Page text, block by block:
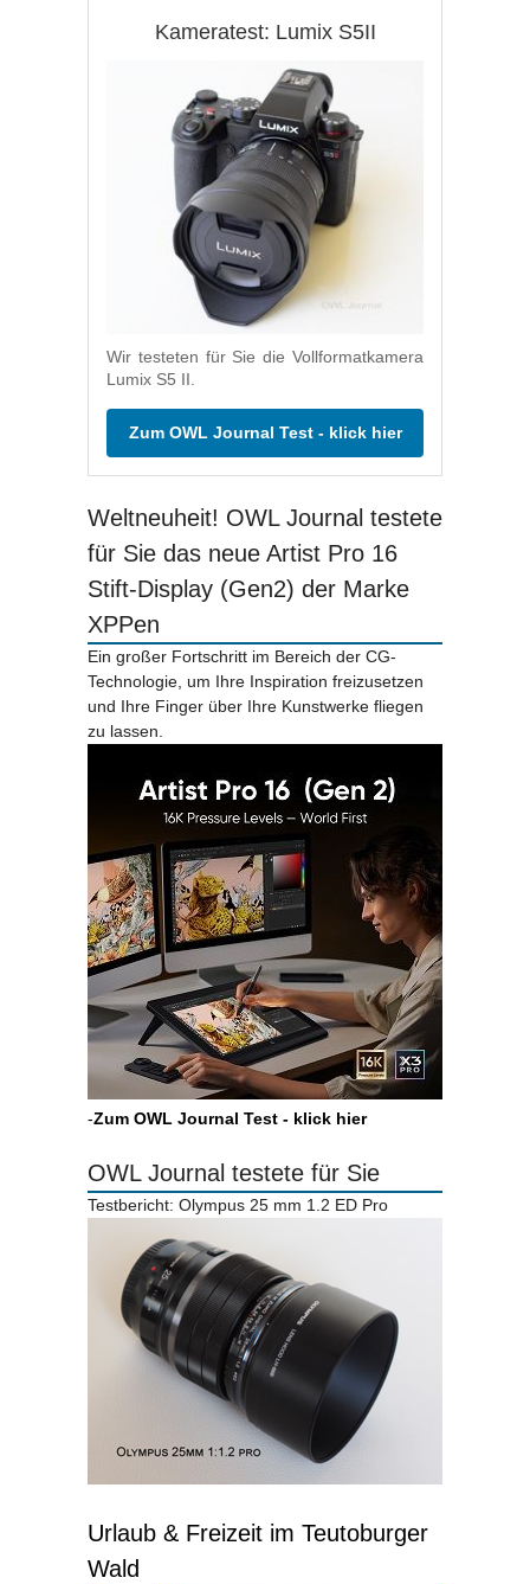
Kameratest: Lumix S5II
Wir testeten für Sie die Vollformatkamera
Lumix S5 II.
Zum OWL Journal Test - klick hier
Weltneuheit! OWL Journal testete
für Sie das neue Artist Pro 16
Stift-Display (Gen2) der Marke
XPPen
Ein großer Fortschritt im Bereich der CG-
Technologie, um Ihre Inspiration freizusetzen
und Ihre Finger über Ihre Kunstwerke fliegen
zu lassen.
-Zum OWL Journal Test - klick hier
OWL Journal testete für Sie
Testbericht: Olympus 25 mm 1.2 ED Pro
Urlaub & Freizeit im Teutoburger
Wald